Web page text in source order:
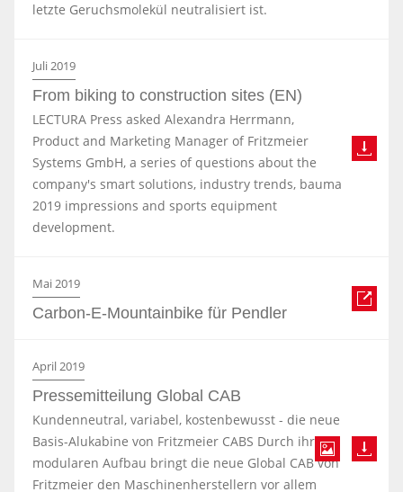
letzte Geruchsmolekül neutralisiert ist.
Juli 2019
From biking to construction sites (EN)
LECTURA Press asked Alexandra Herrmann,
Product and Marketing Manager of Fritzmeier
Systems GmbH, a series of questions about the
company's smart solutions, industry trends, bauma
2019 impressions and sports equipment
development.
Mai 2019
Carbon-E-Mountainbike für Pendler
April 2019
Pressemitteilung Global CAB
Kundenneutral, variabel, kostenbewusst - die neue
Basis-Alukabine von Fritzmeier CABS Durch ihren
modularen Aufbau bringt die neue Global CAB von
Fritzmeier den Maschinenherstellern vor allem